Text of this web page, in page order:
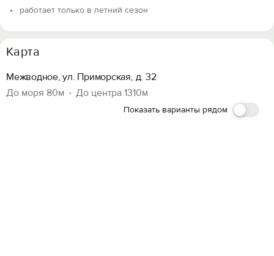
работает только в летний сезон
Карта
Межводное, ул. Приморская, д. 32
До моря 80м
До центра 1310м
Показать варианты рядом